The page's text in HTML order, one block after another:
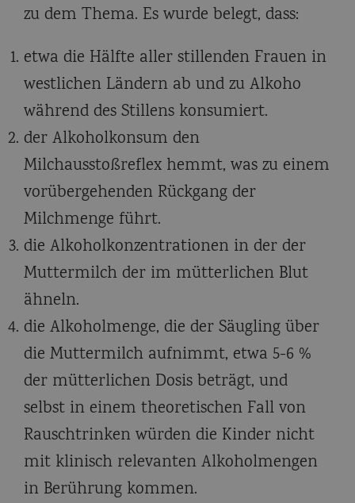
zu dem Thema. Es wurde belegt, dass:
etwa die Hälfte aller stillenden Frauen in
westlichen Ländern ab und zu Alkoho
während des Stillens konsumiert.
der Alkoholkonsum den
Milchausstoßreflex hemmt, was zu einem
vorübergehenden Rückgang der
Milchmenge führt.
die Alkoholkonzentrationen in der der
Muttermilch der im mütterlichen Blut
ähneln.
die Alkoholmenge, die der Säugling über
die Muttermilch aufnimmt, etwa 5-6 %
der mütterlichen Dosis beträgt, und
selbst in einem theoretischen Fall von
Rauschtrinken würden die Kinder nicht
mit klinisch relevanten Alkoholmengen
in Berührung kommen.